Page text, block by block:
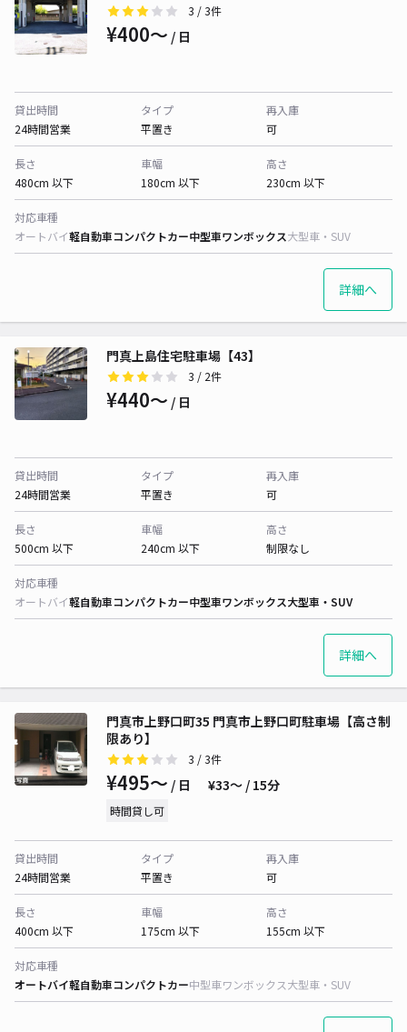
3 / 3件
¥400〜 / 日
貸出時間
24時間営業
タイプ
平置き
再入庫
可
長さ
480cm 以下
車幅
180cm 以下
高さ
230cm 以下
対応車種
オートバイ軽自動車コンパクトカー中型車ワンボックス大型車・SUV
詳細へ
門真上島住宅駐車場【43】
3 / 2件
¥440〜 / 日
貸出時間
24時間営業
タイプ
平置き
再入庫
可
長さ
500cm 以下
車幅
240cm 以下
高さ
制限なし
対応車種
オートバイ軽自動車コンパクトカー中型車ワンボックス大型車・SUV
詳細へ
門真市上野口町35 門真市上野口町駐車場【高さ制
限あり】
3 / 3件
¥495〜 / 日 ¥33〜 / 15分
時間貸し可
貸出時間
24時間営業
タイプ
平置き
再入庫
可
長さ
400cm 以下
車幅
175cm 以下
高さ
155cm 以下
対応車種
オートバイ軽自動車コンパクトカー中型車ワンボックス大型車・SUV